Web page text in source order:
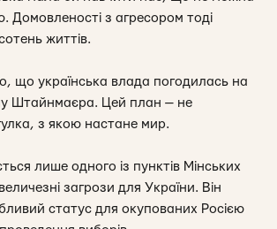
Домовленості з агресором тоді
життів.
що українська влада погодилась на
Штайнмаєра. Цей план — не
з якою настане мир.
лише одного із пунктів Мінських
загрози для України. Він
статус для окупованих Росією